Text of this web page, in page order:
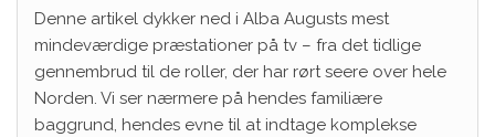
Denne artikel dykker ned i Alba Augusts mest
mindeværdige præstationer på tv – fra det tidlige
gennembrud til de roller, der har rørt seere over hele
Norden. Vi ser nærmere på hendes familiære
baggrund, hendes evne til at indtage komplekse